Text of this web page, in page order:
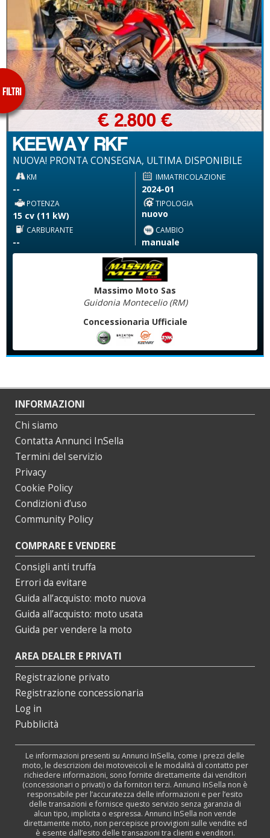
KEEWAY RKF
NUOVA! PRONTA CONSEGNA, ULTIMA DISPONIBILE
€ 2.800 €
KM
--
IMMATRICOLAZIONE
2024-01
POTENZA
15 cv (11 kW)
TIPOLOGIA
nuovo
CARBURANTE
--
CAMBIO
manuale
Massimo Moto Sas
Guidonia Montecelio (RM)
Concessionaria Ufficiale
INFORMAZIONI
Chi siamo
Contatta Annunci InSella
Termini del servizio
Privacy
Cookie Policy
Condizioni d’uso
Community Policy
COMPRARE E VENDERE
Consigli anti truffa
Errori da evitare
Guida all’acquisto: moto nuova
Guida all’acquisto: moto usata
Guida per vendere la moto
AREA DEALER E PRIVATI
Registrazione privato
Registrazione concessionaria
Log in
Pubblicità
Le informazioni presenti su Annunci InSella, come i prezzi delle
moto, le descrizioni dei motoveicoli e le modalità di contatto per
richiedere informazioni, sono fornite direttamente dai venditori
(concessionari o privati) o da fornitori terzi. Annunci InSella non è
responsabile per l’accuratezza delle informazioni e per l’esito
delle transazioni e fornisce questo servizio senza garanzia di
alcun tipo, implicita o espressa. Annunci InSella non vende
direttamente moto, non percepisce provvigioni sulle vendite ed
è esente dall’esito delle transazioni tra clienti e venditori.